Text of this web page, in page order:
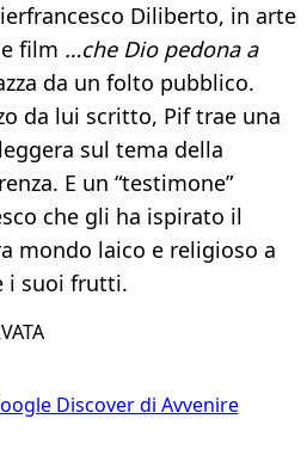
Diliberto, in arte
film …che Dio pedona a
da un folto pubblico.
da lui scritto, Pif trae una
sul tema della
E un “testimone”
che gli ha ispirato il
mondo laico e religioso a
i suoi frutti.
Discover di Avvenire